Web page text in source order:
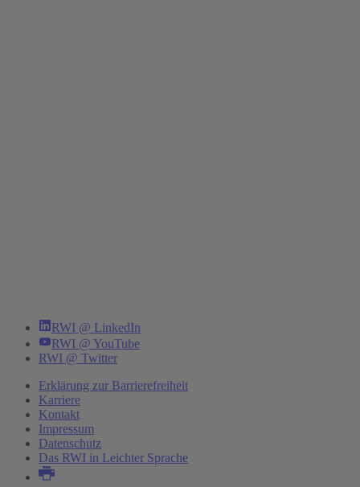
RWI @ LinkedIn
RWI @ YouTube
RWI @ Twitter
Erklärung zur Barrierefreiheit
Karriere
Kontakt
Impressum
Datenschutz
Das RWI in Leichter Sprache